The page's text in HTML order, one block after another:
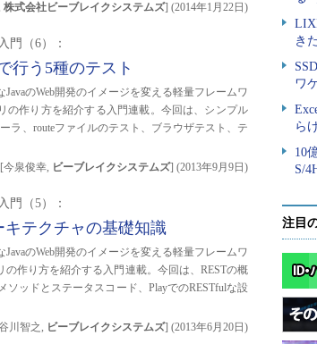
株式会社ビーブレイクシステムズ] (2014年1月22日 )
門（6）：
行う5種のテスト
のWeb開発のイメージを変える軽量フレームワ
の作り方を紹介する入門連載。今回は、シンプル
ラ、routeファイルのテスト、ブラウザテスト、テ
[今泉俊幸, ビーブレイクシステムズ] (2013年9月9日 )
門（5）：
キテクチャの基礎知識
のWeb開発のイメージを変える軽量フレームワ
の作り方を紹介する入門連載。今回は、RESTの概
ソッドとステータスコード、PlayでのRESTfulな設
川智之, ビーブレイクシステムズ] (2013年6月20日 )
注目